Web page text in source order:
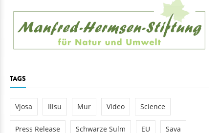
TAGS
Vjosa Ilisu Mur Video Science
Press Release Schwarze Sulm EU Sava